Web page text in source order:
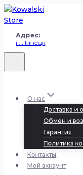
Перейти
к
Адрес:
г. Липецк
О нас
Доставка и
Обмен и
Гарантия
Политика
Контакты
Мой аккаунт